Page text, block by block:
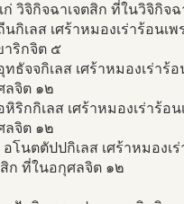
ก่ วิจิกิจฉาเจตสิก ที่ในวิจิกิจ
นกิเลส เศร้าหมองเร่าร้อน
าริกจิต ๕
ทธัจจกิเลส เศร้าหมองเร่า
ลจิต ๑๒
หิริกกิเลส เศร้าหมองเร่าร้อ
ลจิต ๑๒
อโนตตัปปกิเลส เศร้าหมองเ
สิก ที่ในอกุศลจิต ๑๒